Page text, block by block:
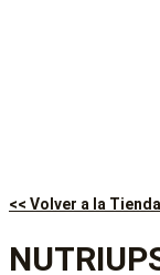
<< Volver a la Tienda